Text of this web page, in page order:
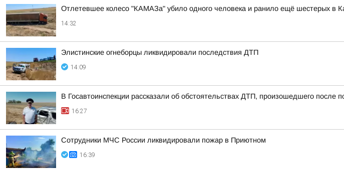
Отлетевшее колесо "КАМАЗа" убило одного человека и ранило ещё шестерых в
14:32
Элистинские огнеборцы ликвидировали последствия ДТП
14:09
В Госавтоинспекции рассказали об обстоятельствах ДТП, произошедшего после
16:27
Сотрудники МЧС России ликвидировали пожар в Приютном
16:39